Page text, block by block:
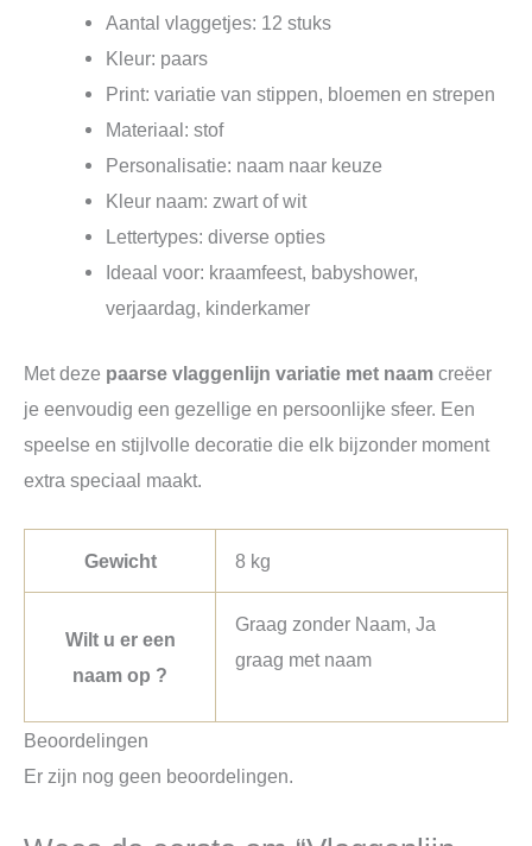
Aantal vlaggetjes: 12 stuks
Kleur: paars
Print: variatie van stippen, bloemen en strepen
Materiaal: stof
Personalisatie: naam naar keuze
Kleur naam: zwart of wit
Lettertypes: diverse opties
Ideaal voor: kraamfeest, babyshower,
verjaardag, kinderkamer
Met deze paarse vlaggenlijn variatie met naam creëer
je eenvoudig een gezellige en persoonlijke sfeer. Een
speelse en stijlvolle decoratie die elk bijzonder moment
extra speciaal maakt.
Gewicht 8 kg
Wilt u er een
naam op ?
Graag zonder Naam, Ja
graag met naam
Beoordelingen
Er zijn nog geen beoordelingen.